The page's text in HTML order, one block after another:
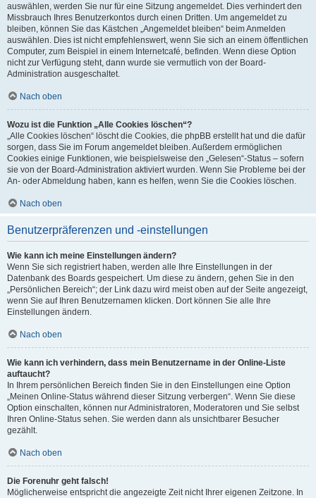
auswählen, werden Sie nur für eine Sitzung angemeldet. Dies verhindert den
Missbrauch Ihres Benutzerkontos durch einen Dritten. Um angemeldet zu
bleiben, können Sie das Kästchen „Angemeldet bleiben“ beim Anmelden
auswählen. Dies ist nicht empfehlenswert, wenn Sie sich an einem öffentlichen
Computer, zum Beispiel in einem Internetcafé, befinden. Wenn diese Option
nicht zur Verfügung steht, dann wurde sie vermutlich von der Board-
Administration ausgeschaltet.
Nach oben
Wozu ist die Funktion „Alle Cookies löschen“?
„Alle Cookies löschen“ löscht die Cookies, die phpBB erstellt hat und die dafür
sorgen, dass Sie im Forum angemeldet bleiben. Außerdem ermöglichen
Cookies einige Funktionen, wie beispielsweise den „Gelesen“-Status – sofern
sie von der Board-Administration aktiviert wurden. Wenn Sie Probleme bei der
An- oder Abmeldung haben, kann es helfen, wenn Sie die Cookies löschen.
Nach oben
Benutzerpräferenzen und -einstellungen
Wie kann ich meine Einstellungen ändern?
Wenn Sie sich registriert haben, werden alle Ihre Einstellungen in der
Datenbank des Boards gespeichert. Um diese zu ändern, gehen Sie in den
„Persönlichen Bereich“; der Link dazu wird meist oben auf der Seite angezeigt,
wenn Sie auf Ihren Benutzernamen klicken. Dort können Sie alle Ihre
Einstellungen ändern.
Nach oben
Wie kann ich verhindern, dass mein Benutzername in der Online-Liste
auftaucht?
In Ihrem persönlichen Bereich finden Sie in den Einstellungen eine Option
„Meinen Online-Status während dieser Sitzung verbergen“. Wenn Sie diese
Option einschalten, können nur Administratoren, Moderatoren und Sie selbst
Ihren Online-Status sehen. Sie werden dann als unsichtbarer Besucher
gezählt.
Nach oben
Die Forenuhr geht falsch!
Möglicherweise entspricht die angezeigte Zeit nicht Ihrer eigenen Zeitzone. In